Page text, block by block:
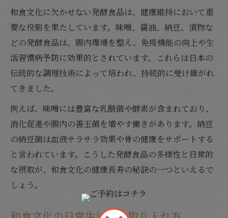
和食文化に欠かせない発酵食品は、健康維持において重
要な役割を果たしています。味噌、醤油、納豆、漬物な
どの発酵食品は、腸内環境を整え、免疫機能の向上や生
活習慣病予防に効果的とされています。これらは日本の
伝統的な調理技術によって培われ、持続的に受け継がれ
てきました。
例えば、味噌には豊富な乳酸菌や酵素が含まれており、
消化促進や腸内の善玉菌を増やす働きがあります。納豆
の納豆菌は血液サラサラ効果や骨の健康をサポートする
と言われています。こうした発酵食品の多様性と日常的
な摂取が、和食文化の健康長寿の秘訣の一つといえるで
しょう。